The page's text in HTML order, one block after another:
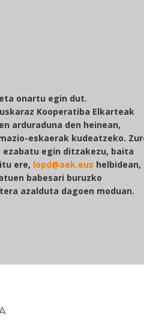
onartu egin dut.
Kooperatiba Elkarteak
arduraduna den heinean,
eskaerak kudeatzeko.
egin ditzakezu, baita
ere, lopd@aek.eus helbidean,
babesari buruzko
azalduta dagoen moduan.